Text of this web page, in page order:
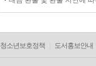
청소년보호정책 도서홍보안내